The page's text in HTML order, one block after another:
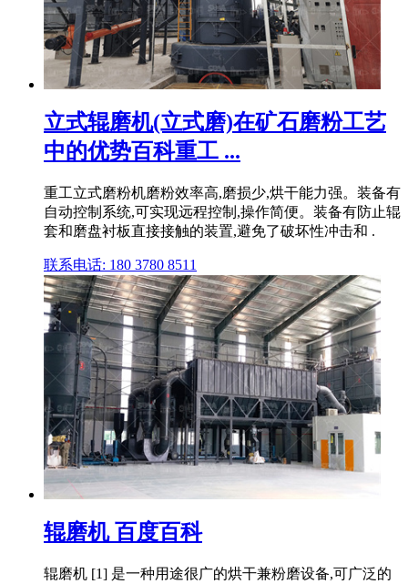
立式辊磨机(立式磨)在矿石磨粉工艺
中的优势百科重工 ...
重工立式磨粉机磨粉效率高,磨损少,烘干能力强。装备有
自动控制系统,可实现远程控制,操作简便。装备有防止辊
套和磨盘衬板直接接触的装置,避免了破坏性冲击和 .
联系电话: 180 3780 8511
辊磨机 百度百科
辊磨机 [1] 是一种用途很广的烘干兼粉磨设备,可广泛的